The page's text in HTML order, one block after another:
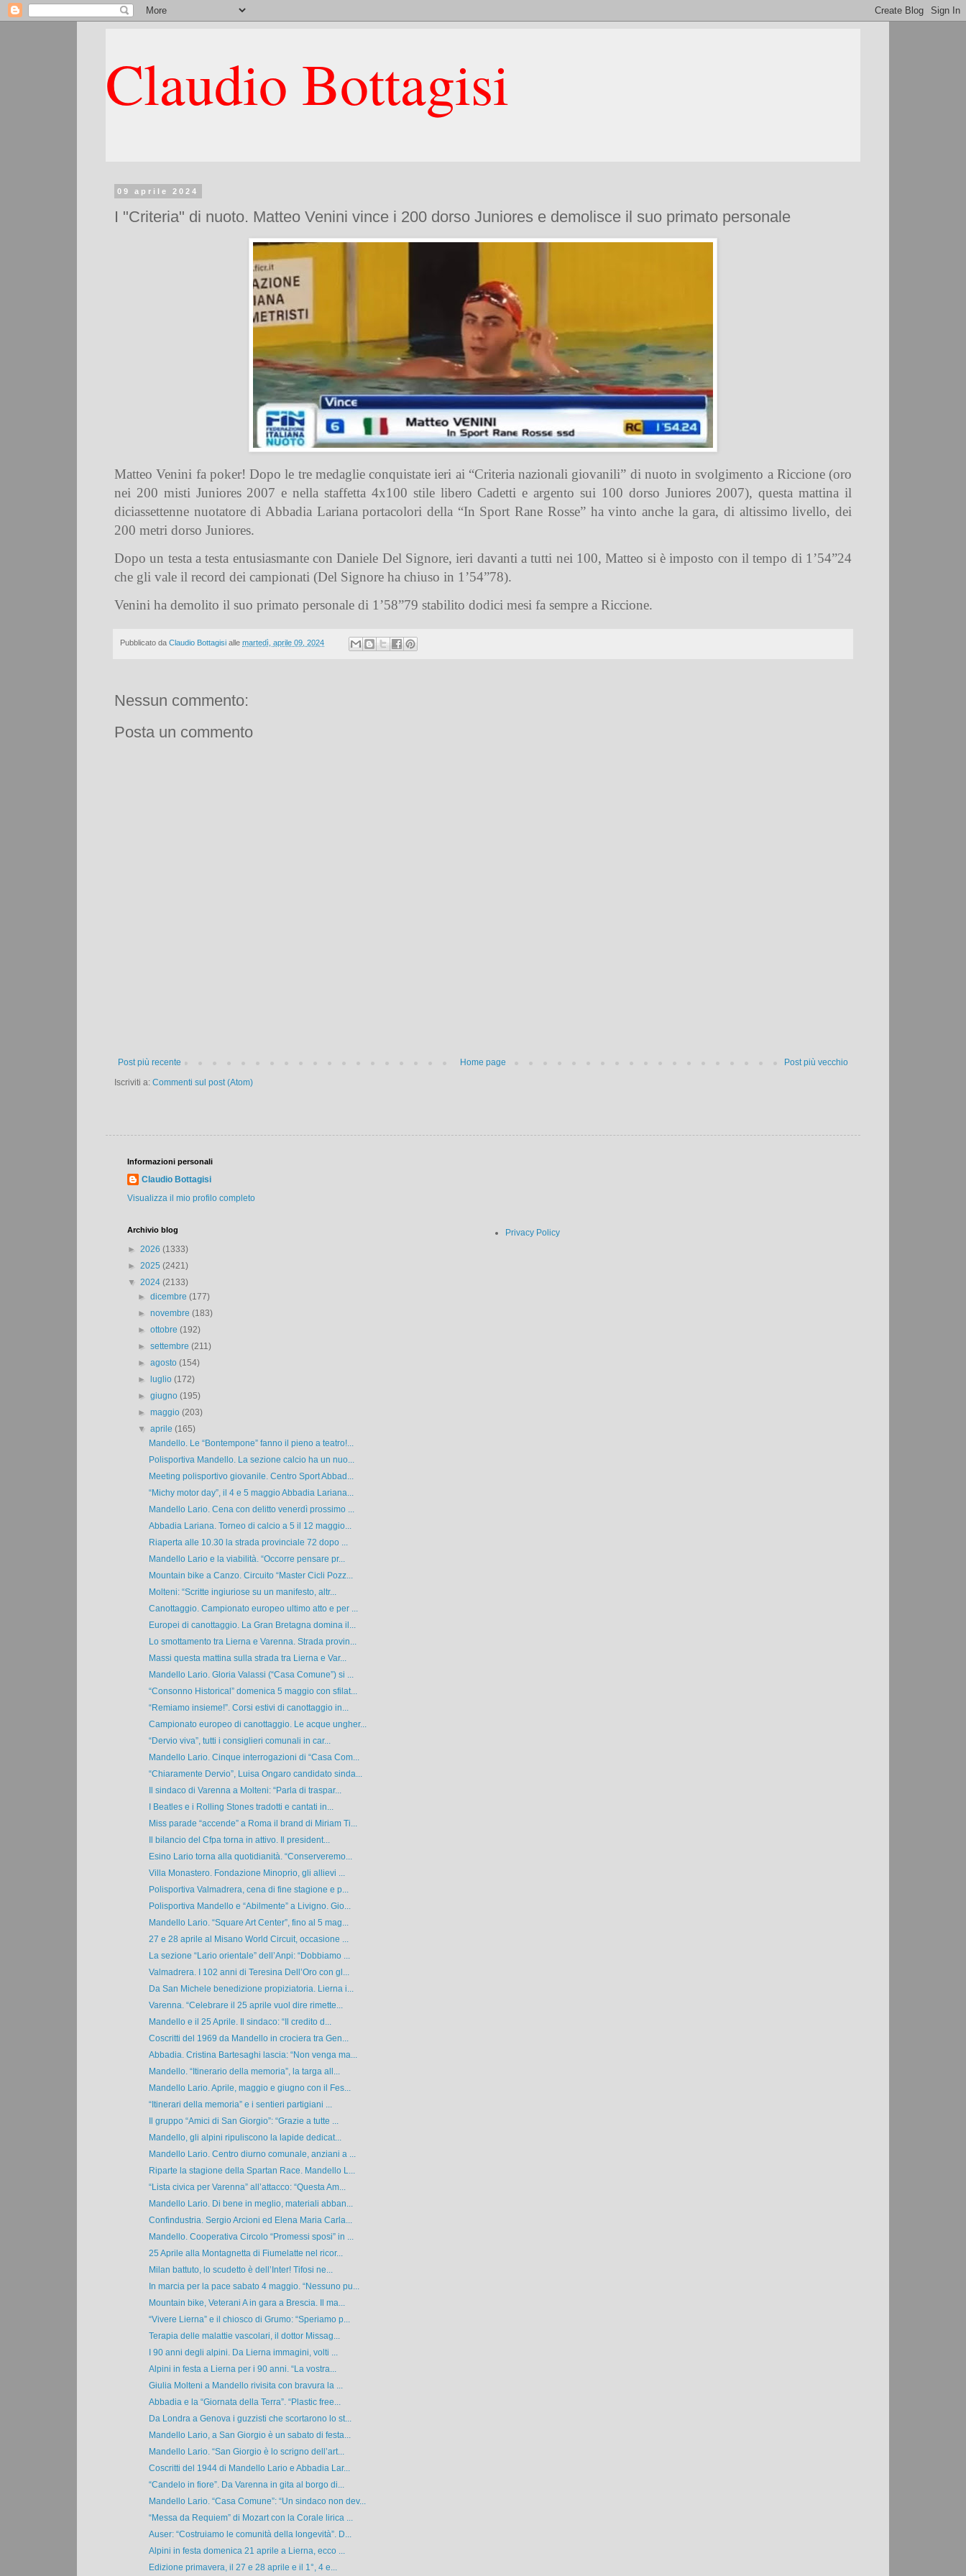
Claudio Bottagisi
09 aprile 2024
I "Criteria" di nuoto. Matteo Venini vince i 200 dorso Juniores e demolisce il suo primato personale
Matteo Venini fa poker! Dopo le tre medaglie conquistate ieri ai “Criteria nazionali giovanili” di nuoto in svolgimento a Riccione (oro
nei 200 misti Juniores 2007 e nella staffetta 4x100 stile libero Cadetti e argento sui 100 dorso Juniores 2007), questa mattina il
diciassettenne nuotatore di Abbadia Lariana portacolori della “In Sport Rane Rosse” ha vinto anche la gara, di altissimo livello, dei
200 metri dorso Juniores.
Dopo un testa a testa entusiasmante con Daniele Del Signore, ieri davanti a tutti nei 100, Matteo si è imposto con il tempo di 1’54”24
che gli vale il record dei campionati (Del Signore ha chiuso in 1’54”78).
Venini ha demolito il suo primato personale di 1’58”79 stabilito dodici mesi fa sempre a Riccione.
Pubblicato da Claudio Bottagisi alle martedì, aprile 09, 2024
Nessun commento:
Posta un commento
Post più recente Post più vecchio
Home page
Iscriviti a: Commenti sul post (Atom)
Informazioni personali
Claudio Bottagisi
Visualizza il mio profilo completo
Archivio blog
► 2026 (1333)
► 2025 (2421)
▼ 2024 (2133)
►dicembre(177)
►novembre(183)
►ottobre(192)
►settembre(211)
►agosto(154)
►luglio(172)
►giugno(195)
►maggio(203)
▼aprile(165)
Mandello. Le “Bontempone” fanno il pieno a teatro!...
Polisportiva Mandello. La sezione calcio ha un nuo...
Meeting polisportivo giovanile. Centro Sport Abbad...
“Michy motor day”, il 4 e 5 maggio Abbadia Lariana...
Mandello Lario. Cena con delitto venerdì prossimo ...
Abbadia Lariana. Torneo di calcio a 5 il 12 maggio...
Riaperta alle 10.30 la strada provinciale 72 dopo ...
Mandello Lario e la viabilità. “Occorre pensare pr...
Mountain bike a Canzo. Circuito “Master Cicli Pozz...
Molteni: “Scritte ingiuriose su un manifesto, altr...
Canottaggio. Campionato europeo ultimo atto e per ...
Europei di canottaggio. La Gran Bretagna domina il...
Lo smottamento tra Lierna e Varenna. Strada provin...
Massi questa mattina sulla strada tra Lierna e Var...
Mandello Lario. Gloria Valassi (“Casa Comune”) si ...
“Consonno Historical” domenica 5 maggio con sfilat...
“Remiamo insieme!”. Corsi estivi di canottaggio in...
Campionato europeo di canottaggio. Le acque ungher...
“Dervio viva”, tutti i consiglieri comunali in car...
Mandello Lario. Cinque interrogazioni di “Casa Com...
“Chiaramente Dervio”, Luisa Ongaro candidato sinda...
Il sindaco di Varenna a Molteni: “Parla di traspar...
I Beatles e i Rolling Stones tradotti e cantati in...
Miss parade “accende” a Roma il brand di Miriam Ti...
Il bilancio del Cfpa torna in attivo. Il president...
Esino Lario torna alla quotidianità. “Conserveremo...
Villa Monastero. Fondazione Minoprio, gli allievi ...
Polisportiva Valmadrera, cena di fine stagione e p...
Polisportiva Mandello e “Abilmente” a Livigno. Gio...
Mandello Lario. “Square Art Center”, fino al 5 mag...
27 e 28 aprile al Misano World Circuit, occasione ...
La sezione “Lario orientale” dell’Anpi: “Dobbiamo ...
Valmadrera. I 102 anni di Teresina Dell’Oro con gl...
Da San Michele benedizione propiziatoria. Lierna i...
Varenna. “Celebrare il 25 aprile vuol dire rimette...
Mandello e il 25 Aprile. Il sindaco: “Il credito d...
Coscritti del 1969 da Mandello in crociera tra Gen...
Abbadia. Cristina Bartesaghi lascia: “Non venga ma...
Mandello. “Itinerario della memoria”, la targa all...
Mandello Lario. Aprile, maggio e giugno con il Fes...
“Itinerari della memoria” e i sentieri partigiani ...
Il gruppo “Amici di San Giorgio”: “Grazie a tutte ...
Mandello, gli alpini ripuliscono la lapide dedicat...
Mandello Lario. Centro diurno comunale, anziani a ...
Riparte la stagione della Spartan Race. Mandello L...
“Lista civica per Varenna” all’attacco: “Questa Am...
Mandello Lario. Di bene in meglio, materiali abban...
Confindustria. Sergio Arcioni ed Elena Maria Carla...
Mandello. Cooperativa Circolo “Promessi sposi” in ...
25 Aprile alla Montagnetta di Fiumelatte nel ricor...
Milan battuto, lo scudetto è dell’Inter! Tifosi ne...
In marcia per la pace sabato 4 maggio. “Nessuno pu...
Mountain bike, Veterani A in gara a Brescia. Il ma...
“Vivere Lierna” e il chiosco di Grumo: “Speriamo p...
Terapia delle malattie vascolari, il dottor Missag...
I 90 anni degli alpini. Da Lierna immagini, volti ...
Alpini in festa a Lierna per i 90 anni. “La vostra...
Giulia Molteni a Mandello rivisita con bravura la ...
Abbadia e la “Giornata della Terra”. “Plastic free...
Da Londra a Genova i guzzisti che scortarono lo st...
Mandello Lario, a San Giorgio è un sabato di festa...
Mandello Lario. “San Giorgio è lo scrigno dell’art...
Coscritti del 1944 di Mandello Lario e Abbadia Lar...
“Candelo in fiore”. Da Varenna in gita al borgo di...
Mandello Lario. “Casa Comune”: “Un sindaco non dev...
“Messa da Requiem” di Mozart con la Corale lirica ...
Auser: “Costruiamo le comunità della longevità”. D...
Alpini in festa domenica 21 aprile a Lierna, ecco ...
Edizione primavera, il 27 e 28 aprile e il 1°, 4 e...
Privacy Policy